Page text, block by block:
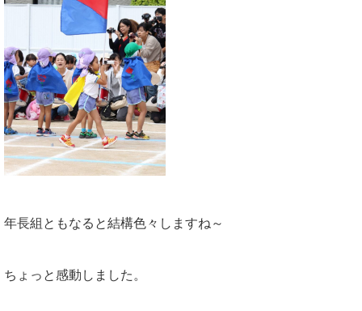
年長組ともなると結構色々しますね～
ちょっと感動しました。